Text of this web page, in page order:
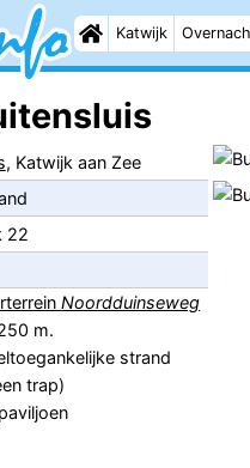
Katwijk
, Katwijk aan Zee
22
Noordduinseweg
m.
strand
trap)